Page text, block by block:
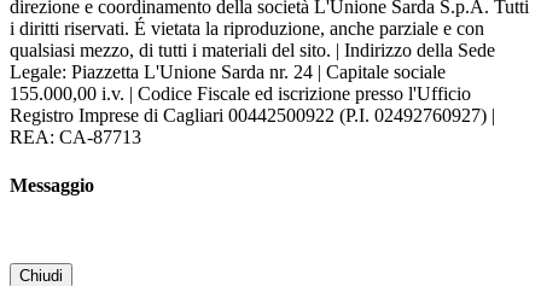
direzione e coordinamento della società L'Unione Sarda S.p.A. Tutti
i diritti riservati. É vietata la riproduzione, anche parziale e con
qualsiasi mezzo, di tutti i materiali del sito. | Indirizzo della Sede
Legale: Piazzetta L'Unione Sarda nr. 24 | Capitale sociale
155.000,00 i.v. | Codice Fiscale ed iscrizione presso l'Ufficio
Registro Imprese di Cagliari 00442500922 (P.I. 02492760927) |
REA: CA-87713
Messaggio
Chiudi